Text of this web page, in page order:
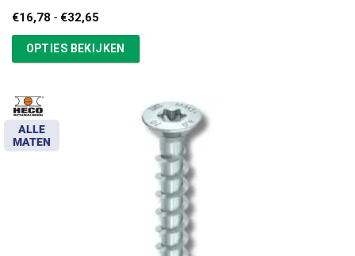
€16,78 - €32,65Prijsklasse:
tot
€32,65
OPTIES BEKIJKEN
ALLE
MATEN